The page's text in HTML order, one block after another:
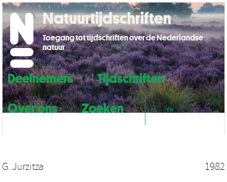
Deelnemers
Tijdschriften
Over ons
Zoeken NL EN
Natuurtijdschriften
Toegang tot tijdschriften over de Nederlandse
natuur
G. Jurzitza 1982